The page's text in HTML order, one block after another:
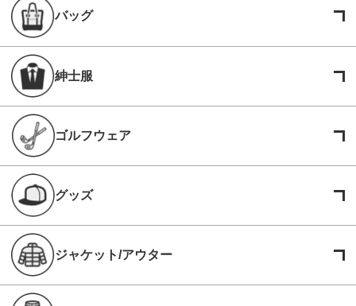
バッグ
紳士服
ゴルフウェア
グッズ
ジャケット/アウター